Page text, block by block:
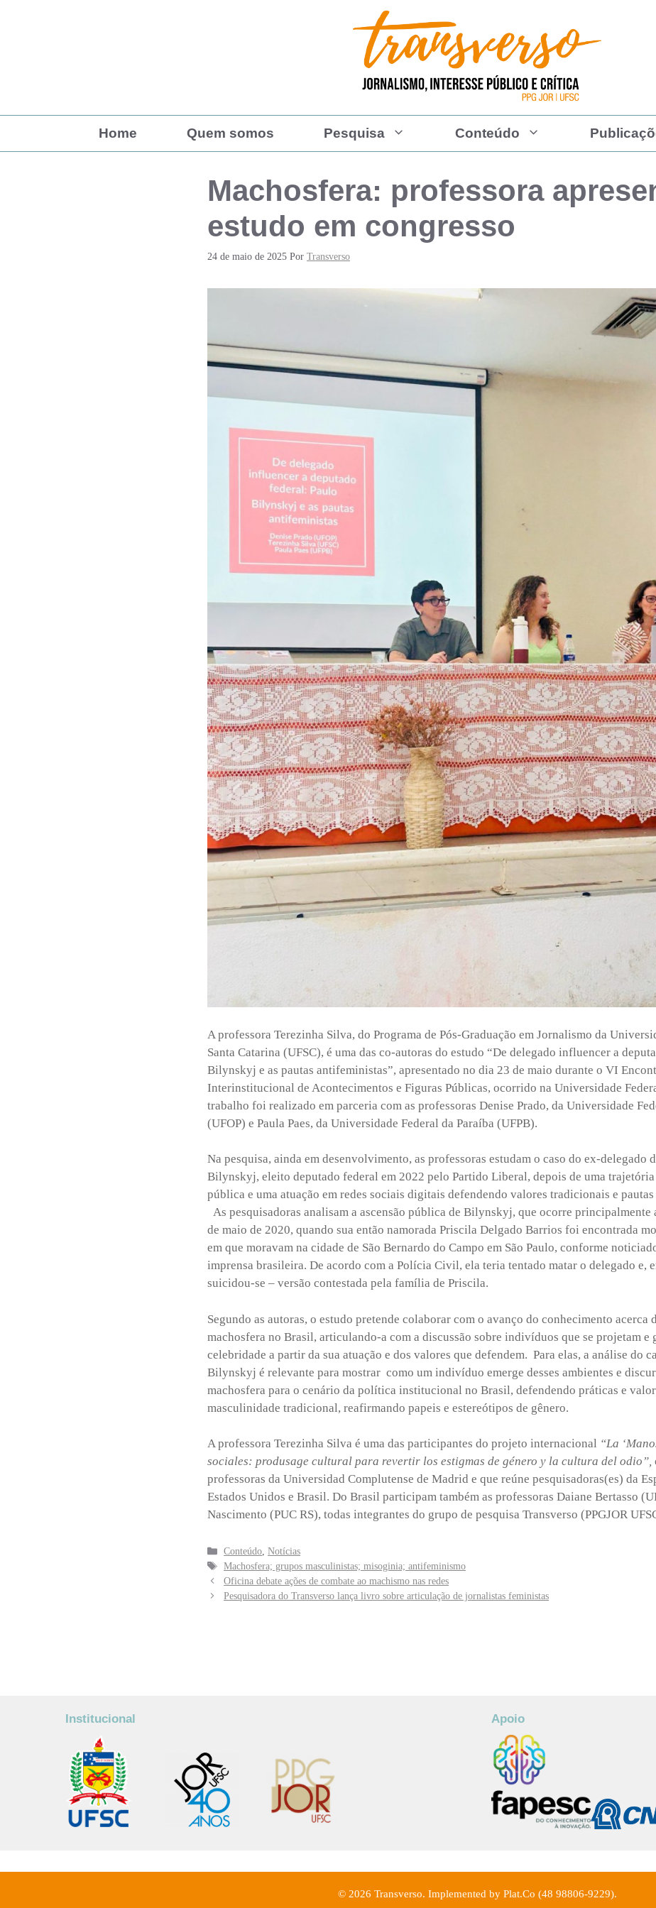
Home Quem somos Pesquisa Conteúdo
Machosfera: professora
estudo em congresso
24 de maio de 2025 Por Transverso
A professora Terezinha Silva, do Programa de Pós-Graduação em Jornalismo da
Santa Catarina (UFSC), é uma das co-autoras do estudo “De delegado influencer a
Bilynskyj e as pautas antifeministas”, apresentado no dia 23 de maio durante o VI
Interinstitucional de Acontecimentos e Figuras Públicas, ocorrido na Universidade
trabalho foi realizado em parceria com as professoras Denise Prado, da Universidade
(UFOP) e Paula Paes, da Universidade Federal da Paraíba (UFPB).
Na pesquisa, ainda em desenvolvimento, as professoras estudam o caso do ex-delegado
Bilynskyj, eleito deputado federal em 2022 pelo Partido Liberal, depois de uma trajetória
pública e uma atuação em redes sociais digitais defendendo valores tradicionais e
As pesquisadoras analisam a ascensão pública de Bilynskyj, que ocorre principalmente
de maio de 2020, quando sua então namorada Priscila Delgado Barrios foi encontrada
em que moravam na cidade de São Bernardo do Campo em São Paulo, conforme
imprensa brasileira. De acordo com a Polícia Civil, ela teria tentado matar o delegado e,
suicidou-se – versão contestada pela família de Priscila.
Segundo as autoras, o estudo pretende colaborar com o avanço do conhecimento acerca
machosfera no Brasil, articulando-a com a discussão sobre indivíduos que se projetam e
celebridade a partir da sua atuação e dos valores que defendem. Para elas, a análise do
Bilynskyj é relevante para mostrar como um indivíduo emerge desses ambientes e
machosfera para o cenário da política institucional no Brasil, defendendo práticas e
masculinidade tradicional, reafirmando papeis e estereótipos de gênero.
A professora Terezinha Silva é uma das participantes do projeto internacional “La
sociales: produsage cultural para revertir los estigmas de género y la cultura del odio”,
professoras da Universidad Complutense de Madrid e que reúne pesquisadoras(es) da
Estados Unidos e Brasil. Do Brasil participam também as professoras Daiane Bertasso
Nascimento (PUC RS), todas integrantes do grupo de pesquisa Transverso (PPGJOR
Categorias
Conteúdo ,Notícias
Tags
Machosfera; grupos masculinistas; misoginia; antifeminismo
Oficina debate ações de combate ao machismo nas redes
Pesquisadora do Transverso lança livro sobre articulação de jornalistas feministas
Institucional Apoio
© 2026 Transverso. Implemented by Plat.Co (48 98806-9229).